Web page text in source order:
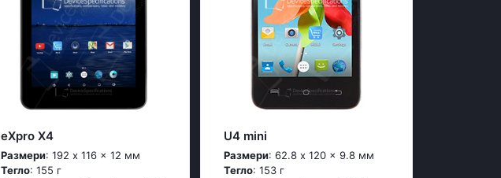
eXpro X4
Размери: 192 x 116 x 12 мм
Тегло: 155 г
U4 mini
Размери: 62.8 x 120 x 9.8 мм
Тегло: 153 г